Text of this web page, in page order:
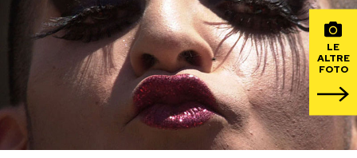
Sport
Mondiali calcio 2026
PODCAST
LE
ALTRE
FOTO